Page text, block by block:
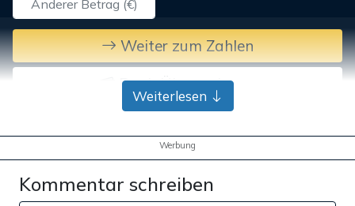
Weiter zum Zahlen
Bank-Überweisung
Weiterlesen
Werbung
Kommentar schreiben